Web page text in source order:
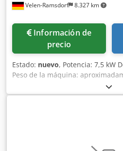
Velen-Ramsdorf 8.327 km
Información de
precio
Estado: nuevo, Potencia: 7,5 kW
Peso de la máquina:
requerido: aproximadamente
Presión de suministro: 10 bar
Caudal: 850 l/min Tensión de
pesados. La caja de arranque